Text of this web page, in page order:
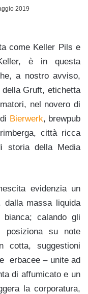
2019
come Keller Pils e
è in questa
a nostro avviso,
della Gruft, etichetta
nel novero di
Bierwerk, brewpub
città ricca
storia della Media
evidenzia un
dalla massa liquida
calando gli
posiziona su note
cotta, suggestioni
erbacee – unite ad
di affumicato e un
la corporatura,